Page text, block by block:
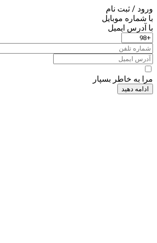
ورود / ثبت نام
با شماره موبایل
با آدرس ایمیل
مرا به خاطر بسپار
ادامه دهید